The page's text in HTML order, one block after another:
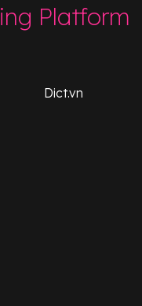
Platform
Dict.vn